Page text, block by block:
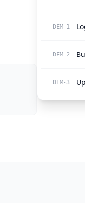
DEM-1
DEM-2
DEM-3